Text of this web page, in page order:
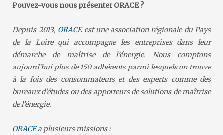
Pouvez-vous nous présenter ORACE ?
Depuis 2013, ORACEest une association régionale du Pays
de la Loire qui accompagne les entreprises dans leur
démarche de maîtrise de l’énergie. Nous comptons
aujourd’hui plus de 150 adhérents parmi lesquels on trouve
à la fois des consommateurs et des experts comme des
bureaux d’études ou des apporteurs de solutions de maîtrise
de l’énergie.
ORACEa plusieurs missions :